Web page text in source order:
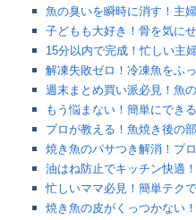
魚の臭いを瞬時に消す！主
子どもも大好き！骨を気に
15分以内で完成！忙しい主
解凍失敗ゼロ！冷凍魚をふ
週末まとめ買い派必見！魚
もう悩まない！簡単にでき
プロが教える！魚焼き後の
焼き魚のパサつき解消！プ
油はね防止でキッチン快適
忙しいママ必見！簡単テク
焼き魚の皮がくっつかない